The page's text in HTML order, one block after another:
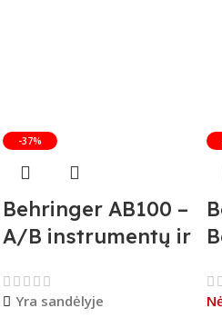
-37%
Behringer AB100 –
A/B instrumentų ir
jungiklis
Yra sandėlyje